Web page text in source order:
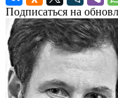
Подписаться на